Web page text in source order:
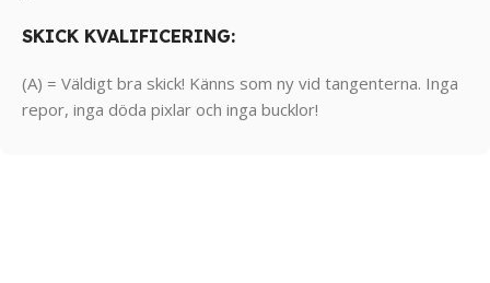
SKICK KVALIFICERING:
(A) = Väldigt bra skick! Känns som ny vid tangenterna. Inga
repor, inga döda pixlar och inga bucklor!